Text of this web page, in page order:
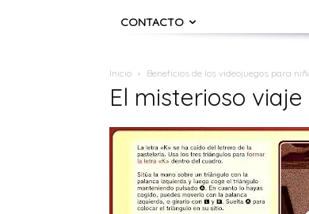
CONTACTO
Inicio Beneficios de los videojuegos para
El misterioso